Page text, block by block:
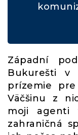
Západní
Bukurešti v
prízemie
Väčšinu z
moji agenti
zahraničná